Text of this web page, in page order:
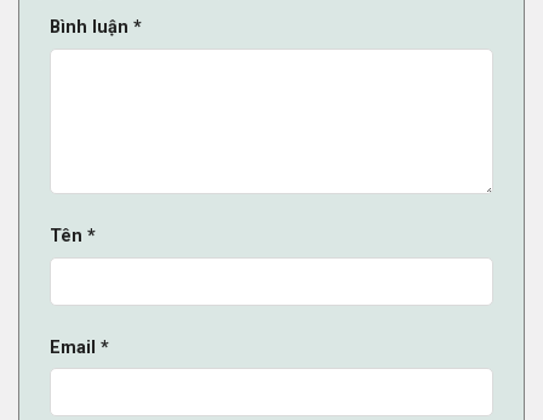
Bình luận *
Tên *
Email *